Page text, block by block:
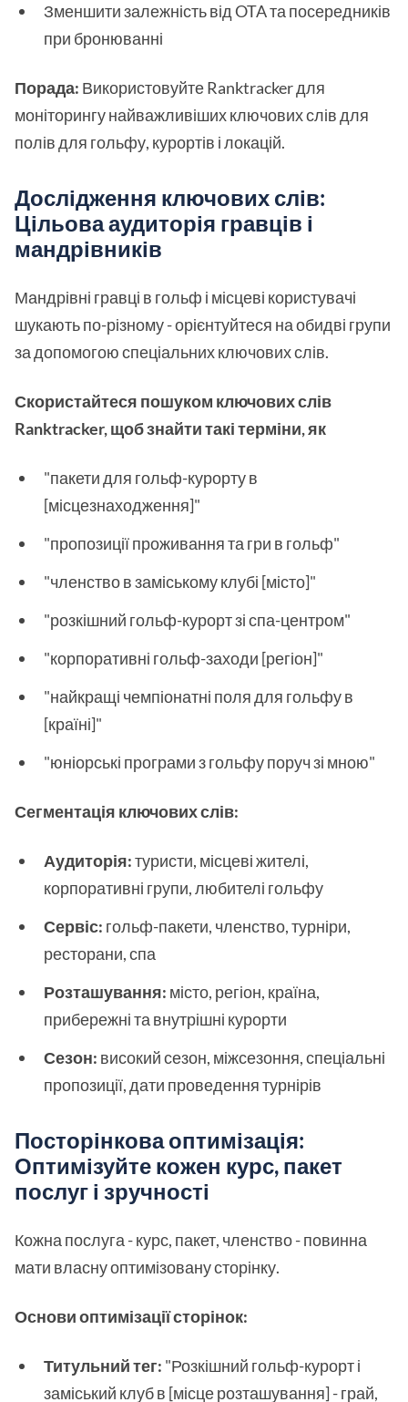
Зменшити залежність від OTA та посередників
при бронюванні
Порада: Використовуйте Ranktracker для
моніторингу найважливіших ключових слів для
полів для гольфу, курортів і локацій.
Дослідження ключових слів:
Цільова аудиторія гравців і
мандрівників
Мандрівні гравці в гольф і місцеві користувачі
шукають по-різному - орієнтуйтеся на обидві групи
за допомогою спеціальних ключових слів.
Скористайтеся пошуком ключових слів
Ranktracker, щоб знайти такі терміни, як
"пакети для гольф-курорту в
[місцезнаходження]"
"пропозиції проживання та гри в гольф"
"членство в заміському клубі [місто]"
"розкішний гольф-курорт зі спа-центром"
"корпоративні гольф-заходи [регіон]"
"найкращі чемпіонатні поля для гольфу в
[країні]"
"юніорські програми з гольфу поруч зі мною"
Сегментація ключових слів:
Аудиторія:туристи, місцеві жителі,
корпоративні групи, любителі гольфу
Сервіс: гольф-пакети, членство, турніри,
ресторани, спа
Розташування: місто, регіон, країна,
прибережні та внутрішні курорти
Сезон: високий сезон, міжсезоння, спеціальні
пропозиції, дати проведення турнірів
Посторінкова оптимізація:
Оптимізуйте кожен курс, пакет
послуг і зручності
Кожна послуга - курс, пакет, членство - повинна
мати власну оптимізовану сторінку.
Основи оптимізації сторінок:
Титульний тег: "Розкішний гольф-курорт і
заміський клуб в [місце розташування] - грай,